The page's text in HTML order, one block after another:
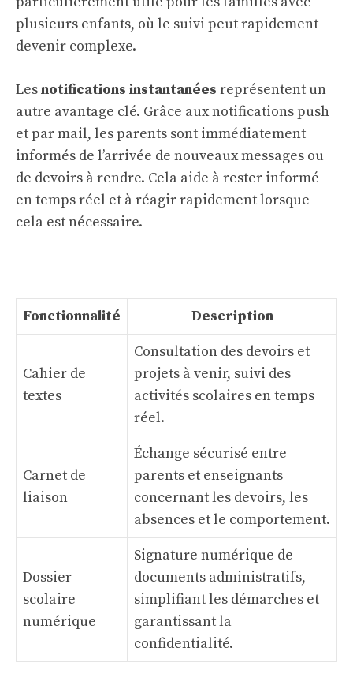
plusieurs enfants, où le suivi peut rapidement
devenir complexe.
Lesnotifications instantanées représentent un
autre avantage clé. Grâce aux notifications push
et par mail, les parents sont immédiatement
informés de l’arrivée de nouveaux messages ou
de devoirs à rendre. Cela aide à rester informé
en temps réel et à réagir rapidement lorsque
cela est nécessaire.
Fonctionnalité Description
Cahier de
textes
Consultation des devoirs et
projets à venir, suivi des
activités scolaires en temps
réel.
Carnet de
liaison
Échange sécurisé entre
parents et enseignants
concernant les devoirs, les
absences et le comportement.
Dossier
scolaire
numérique
Signature numérique de
documents administratifs,
simplifiant les démarches et
garantissant la
confidentialité.